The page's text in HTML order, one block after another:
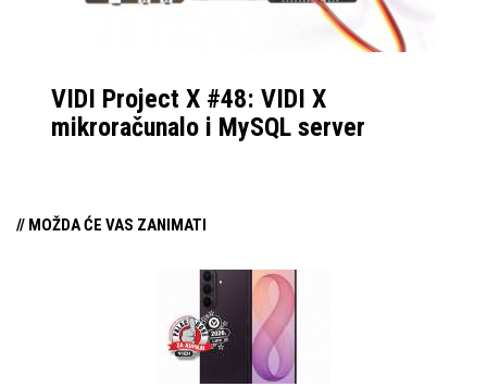
VIDI Project X #48: VIDI X
mikroračunalo i MySQL server
// MOŽDA ĆE VAS ZANIMATI